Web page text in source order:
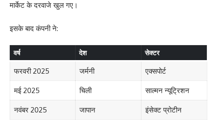
मार्केट के दरवाजे खुल गए।
इसके बाद कंपनी ने:
वर्ष देश सेक्टर
फरवरी 2025 जर्मनी एक्सपोर्ट
मई 2025 चिली साल्मन न्यूट्रिशन
नवंबर 2025 जापान इंसेक्ट प्रोटीन